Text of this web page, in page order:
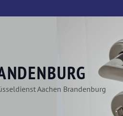
Aachen Brandenburg